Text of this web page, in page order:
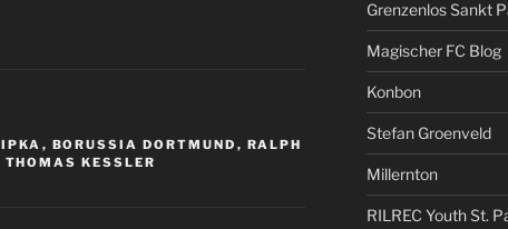
, BORUSSIA DORTMUND , RALPH
THOMAS KESSLER
Grenzenlos Sankt
Magischer FC Blog
Konbon
Stefan Groenveld
Millernton
RILREC Youth St.